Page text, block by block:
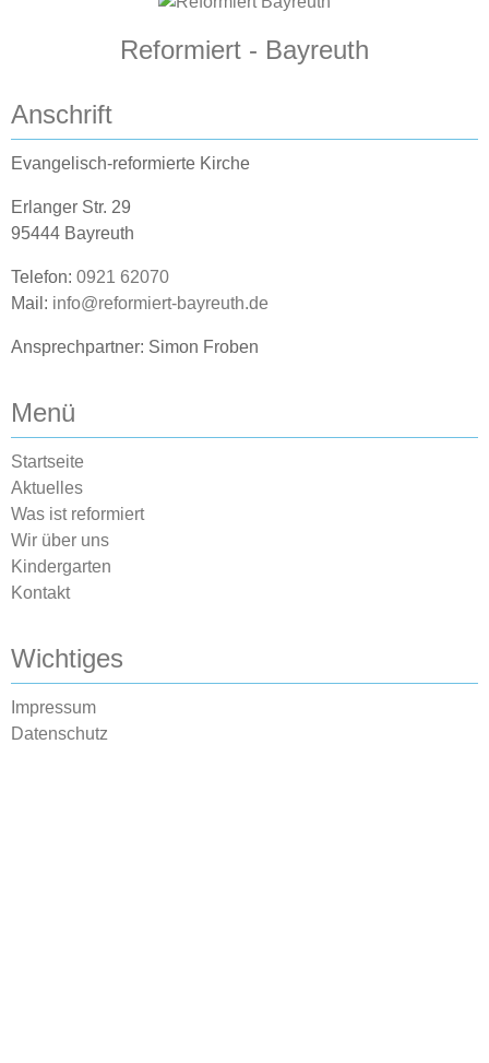
Reformiert - Bayreuth
Anschrift
Evangelisch-reformierte Kirche
Erlanger Str. 29
95444 Bayreuth
Telefon: 0921 62070
Mail: info@reformiert-bayreuth.de
Ansprechpartner: Simon Froben
Menü
Startseite
Aktuelles
Was ist reformiert
Wir über uns
Kindergarten
Kontakt
Wichtiges
Impressum
Datenschutz